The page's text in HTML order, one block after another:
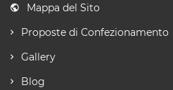
Mappa del Sito
Proposte di Confezionamento
Gallery
Blog